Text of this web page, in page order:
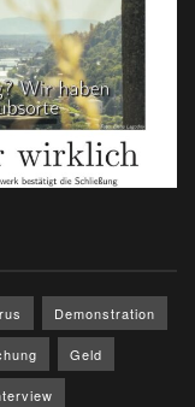
Demonstration
Geld